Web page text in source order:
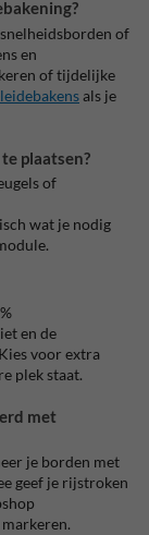
of
en
of tijdelijke
als je
plaatsen?
of
wat je nodig
en de
voor extra
plek staat.
met
je borden met
geef je rijstroken